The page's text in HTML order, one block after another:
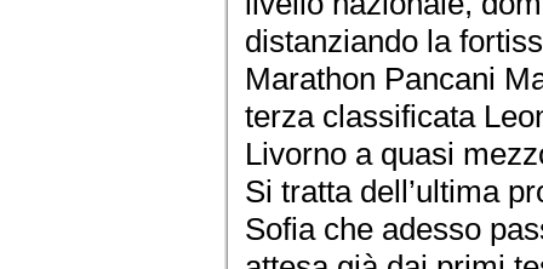
distanziando la
Marathon Pancani
terza classificata
Livorno a quasi
Si tratta dell’ultima
Sofia che adesso